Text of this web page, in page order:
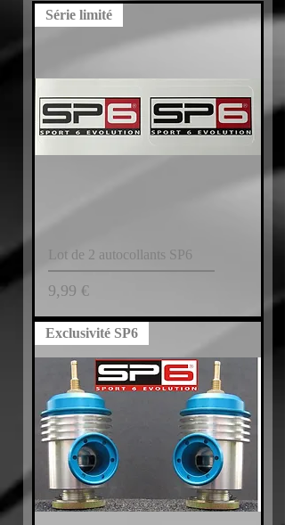
Série limité
Lot de 2 autocollants SP6
Prix
9,99 €
Exclusivité SP6